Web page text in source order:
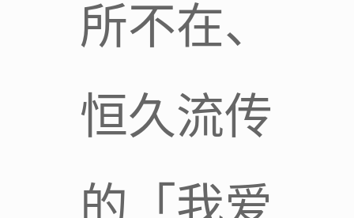
所不在、
恒久流传
的「我爱